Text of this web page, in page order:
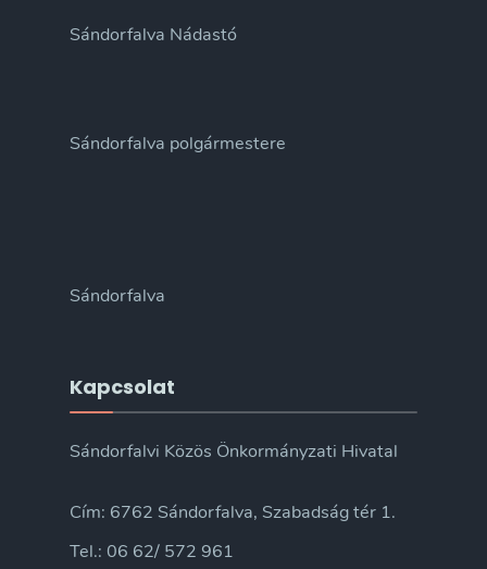
Sándorfalva Nádastó
Sándorfalva polgármestere
Sándorfalva
Kapcsolat
Sándorfalvi Közös Önkormányzati Hivatal
Cím: 6762 Sándorfalva, Szabadság tér 1.
Tel.: 06 62/ 572 961